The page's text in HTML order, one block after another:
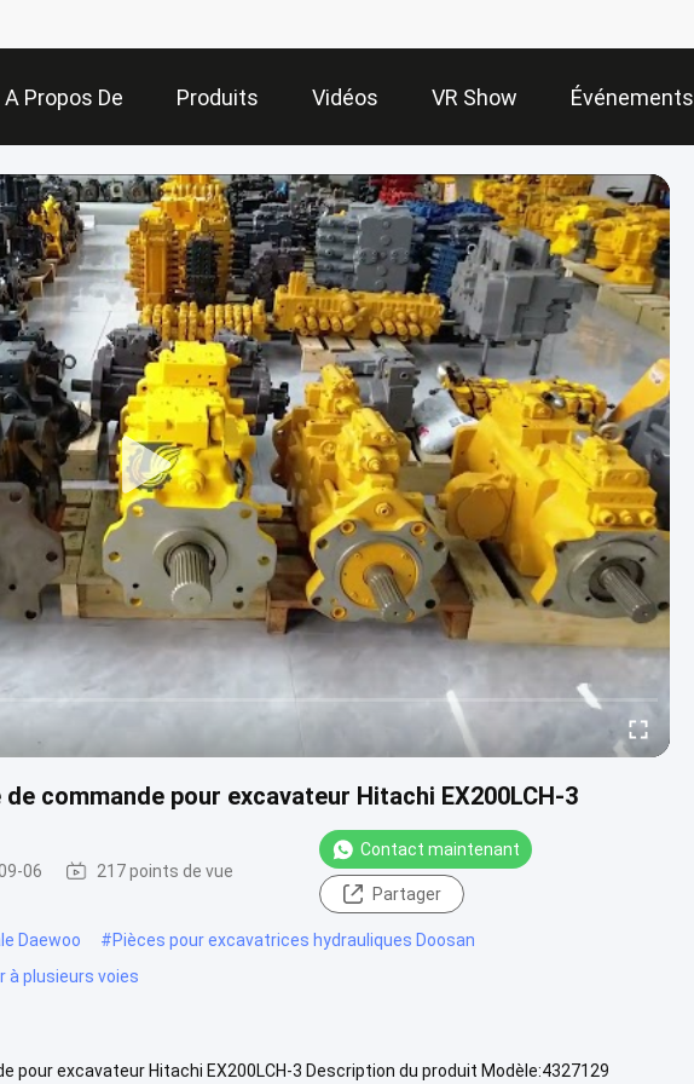
A Propos De
Nous
Produits Vidéos VR Show Événements
de commande pour excavateur Hitachi EX200LCH-3
06 217 points de vue
Contact maintenant
Partager
Daewoo #Pièces pour excavatrices hydrauliques Doosan
à plusieurs voies
pour excavateur Hitachi EX200LCH-3 Description du produit Modèle:4327129